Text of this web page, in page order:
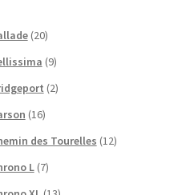
(20)
(9)
(2)
(16)
des Tourelles (12)
L (7)